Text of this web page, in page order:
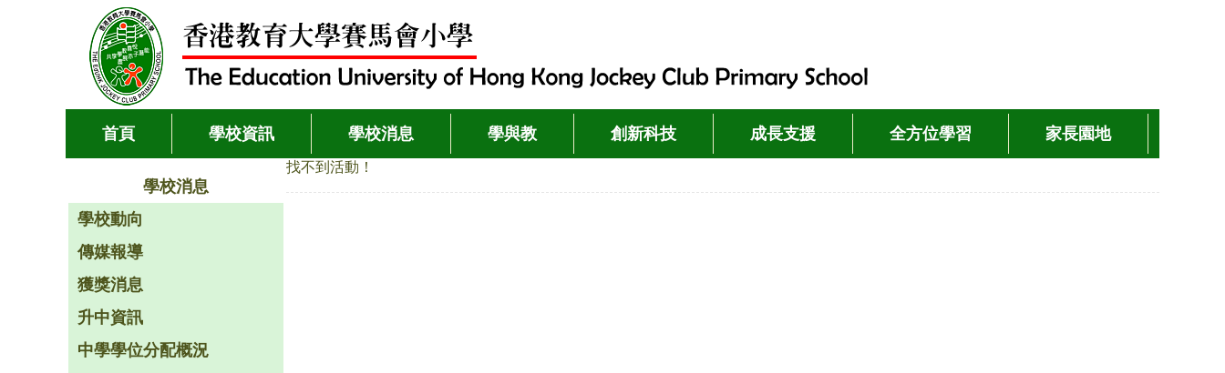
首頁 學校資訊 學校消息 學與教 創新科技 成長支援 全方位學習 家長園地
學校消息
學校動向
傳媒報導
獲獎消息
升中資訊
中學學位分配概況
找不到活動！